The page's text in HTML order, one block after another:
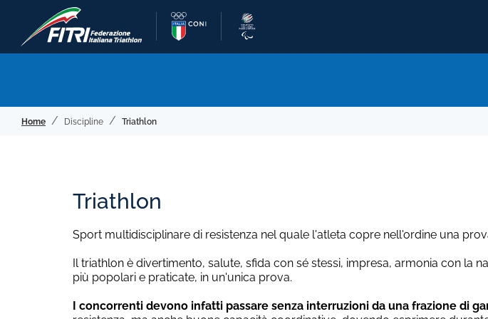
Home Discipline Triathlon
Triathlon
Sport multidisciplinare di resistenza nel quale l'atleta copre nell'ordine una
Il triathlon è divertimento, salute, sfida con sé stessi, impresa, armonia con la
più popolari e praticate, in un'unica prova.
I concorrenti devono infatti passare senza interruzioni da una frazione di